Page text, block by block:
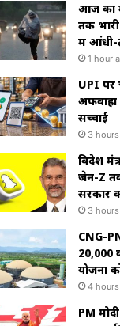
आज का
तक
में आंधी-
1 hour
UPI पर
अफवाहों
सच्चाई
3
विदेश
जेन-Z
सरकार
3
CNG-
योजना
4
PM